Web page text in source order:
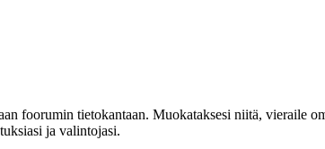
foorumin tietokantaan. Muokataksesi niitä, vieraile
ja valintojasi.